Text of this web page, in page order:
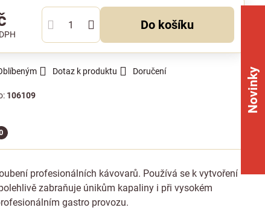
Do košíku
Dotaz k produktu Doručení
106109
profesionálních kávovarů. Používá se k vytvoření
zabraňuje únikům kapaliny i při vysokém
gastro provozu.
Novinky